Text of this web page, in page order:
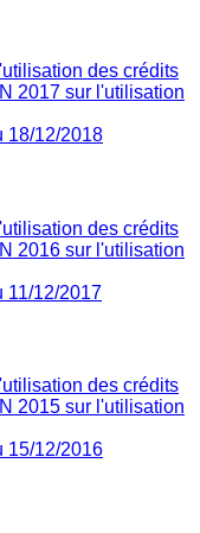
des crédits
2017 sur l'utilisation
18/12/2018
des crédits
2016 sur l'utilisation
11/12/2017
des crédits
2015 sur l'utilisation
15/12/2016